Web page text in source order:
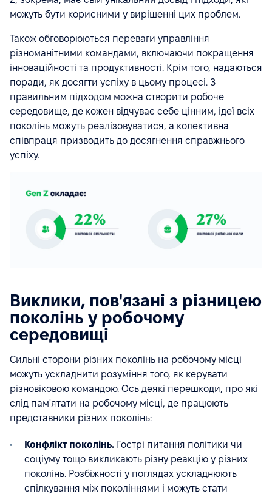
можуть бути корисними у вирішенні цих проблем.
Також обговорюються переваги управління
різноманітними командами, включаючи покращення
інноваційності та продуктивності. Крім того, надаються
поради, як досягти успіху в цьому процесі. З
правильним підходом можна створити робоче
середовище, де кожен відчуває себе цінним, ідеї всіх
поколінь можуть реалізовуватися, а колективна
співпраця призводить до досягнення справжнього
успіху.
Виклики, пов'язані з різницею
поколінь у робочому
середовищі
Сильні сторони різних поколінь на робочому місці
можуть ускладнити розуміння того, як керувати
різновіковою командою. Ось деякі перешкоди, про які
слід пам'ятати на робочому місці, де працюють
представники різних поколінь:
Конфлікт поколінь. Гострі питання політики чи
соціуму тощо викликають різну реакцію у різних
поколінь. Розбіжності у поглядах ускладнюють
спілкування між поколіннями і можуть стати